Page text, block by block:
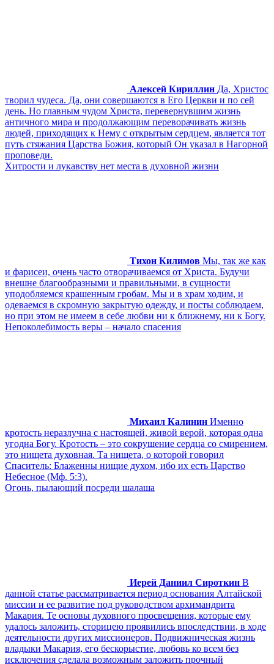
Алексей Кириллин Да, Христос
творил чудеса. Да, они совершаются в Его Церкви и по сей
день. Но главным чудом Христа, перевернувшим жизнь
античного мира и продолжающим переворачивать жизнь
людей, приходящих к Нему с открытым сердцем, является тот
путь стяжания Царства Божия, который Он указал в Нагорной
проповеди.
Хитрости и лукавству нет места в духовной жизни
Тихон Килимов Мы, так же как
и фарисеи, очень часто отворачиваемся от Христа. Будучи
внешне благообразными и правильными, в сущности
уподобляемся крашенным гробам. Мы и в храм ходим, и
одеваемся в скромную закрытую одежду, и посты соблюдаем,
но при этом не имеем в себе любви ни к ближнему, ни к Богу.
Непоколебимость веры – начало спасения
Михаил Калинин Именно
кротость неразлучна с настоящей, живой верой, которая одна
угодна Богу. Кротость – это сокрушение сердца со смирением,
это нищета духовная. Та нищета, о которой говорил
Спаситель: Блаженны нищие духом, ибо их есть Царство
Небесное (Мф. 5:3).
Огонь, пылающий посреди шалаша
Иерей Даниил Сироткин В
данной статье рассматривается период основания Алтайской
миссии и ее развитие под руководством архимандрита
Макария. Те основы духовного просвещения, которые ему
удалось заложить, сторицею проявились впоследствии, в ходе
деятельности других миссионеров. Подвижническая жизнь
владыки Макария, его бескорыстие, любовь ко всем без
исключения сделала возможным заложить прочный